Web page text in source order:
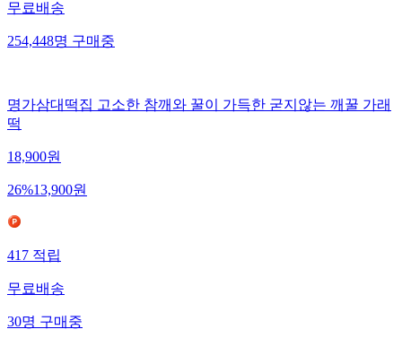
무료배송
254,448명구매중
명가삼대떡집 고소한 참깨와 꿀이 가득한 굳지않는 깨꿀 가래
떡
18,900원
26%13,900원
417적립
무료배송
30명구매중